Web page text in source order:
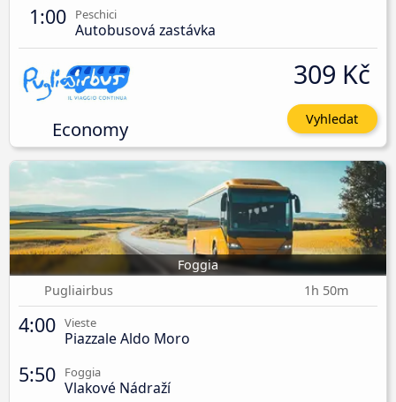
1:00 Peschici
Autobusová zastávka
Economy
309 Kč
Vyhledat
Foggia
Pugliairbus
1h 50m
4:00 Vieste
Piazzale Aldo Moro
5:50 Foggia
Vlakové Nádraží